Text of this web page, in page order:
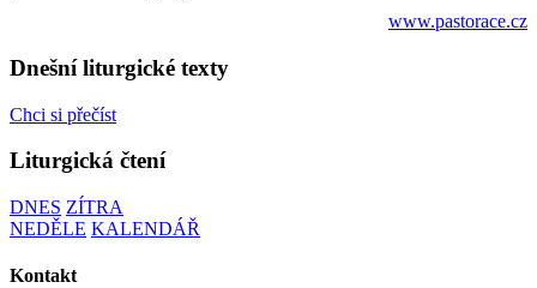
www.pastorace.cz
Dnešní liturgické texty
Chci si přečíst
Liturgická čtení
DNES ZÍTRA
NEDĚLE KALENDÁŘ
Kontakt